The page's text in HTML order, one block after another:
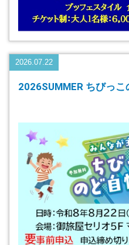
2026.07.22
2026SUMMER ちびっ